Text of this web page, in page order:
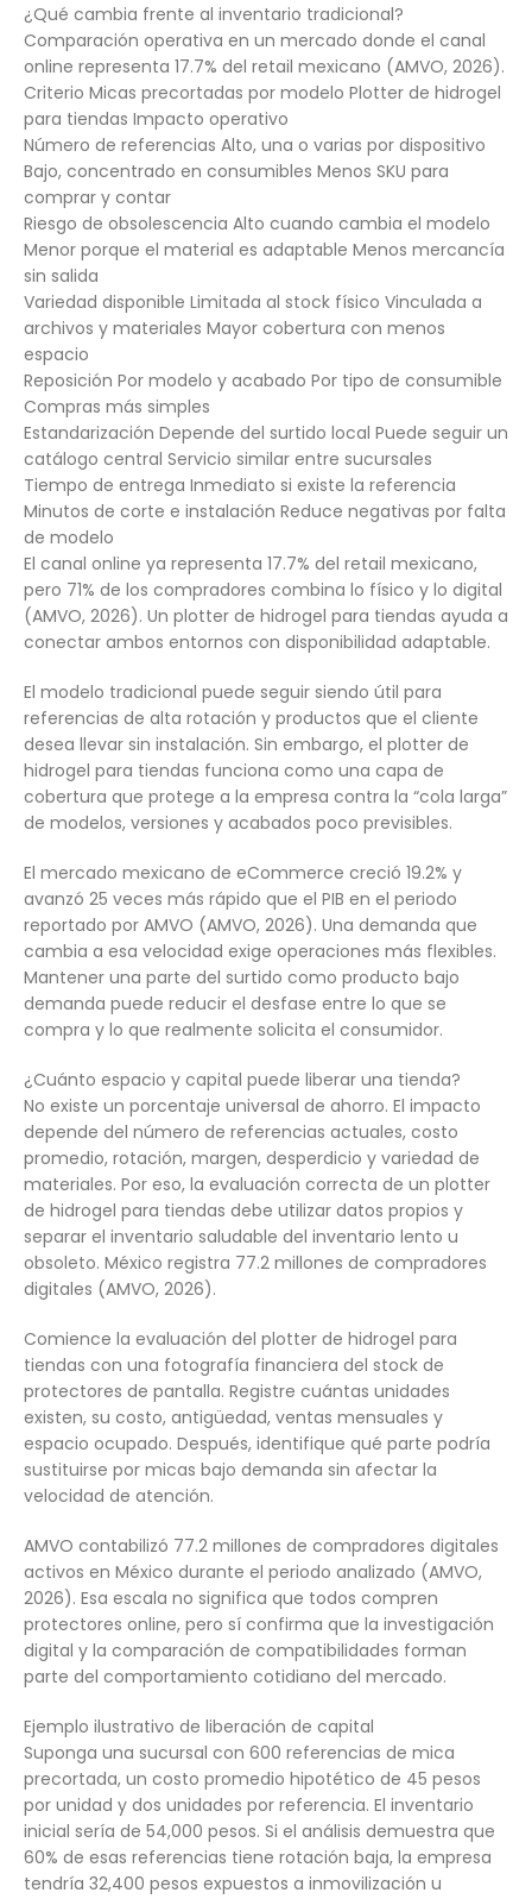
¿Qué cambia frente al inventario tradicional?
Comparación operativa en un mercado donde el canal
online representa 17.7% del retail mexicano (AMVO, 2026).
Criterio Micas precortadas por modelo Plotter de hidrogel
para tiendas Impacto operativo
Número de referencias Alto, una o varias por dispositivo
Bajo, concentrado en consumibles Menos SKU para
comprar y contar
Riesgo de obsolescencia Alto cuando cambia el modelo
Menor porque el material es adaptable Menos mercancía
sin salida
Variedad disponible Limitada al stock físico Vinculada a
archivos y materiales Mayor cobertura con menos
espacio
Reposición Por modelo y acabado Por tipo de consumible
Compras más simples
Estandarización Depende del surtido local Puede seguir un
catálogo central Servicio similar entre sucursales
Tiempo de entrega Inmediato si existe la referencia
Minutos de corte e instalación Reduce negativas por falta
de modelo
El canal online ya representa 17.7% del retail mexicano,
pero 71% de los compradores combina lo físico y lo digital
(AMVO, 2026). Un plotter de hidrogel para tiendas ayuda a
conectar ambos entornos con disponibilidad adaptable.
El modelo tradicional puede seguir siendo útil para
referencias de alta rotación y productos que el cliente
desea llevar sin instalación. Sin embargo, el plotter de
hidrogel para tiendas funciona como una capa de
cobertura que protege a la empresa contra la “cola larga”
de modelos, versiones y acabados poco previsibles.
El mercado mexicano de eCommerce creció 19.2% y
avanzó 25 veces más rápido que el PIB en el periodo
reportado por AMVO (AMVO, 2026). Una demanda que
cambia a esa velocidad exige operaciones más flexibles.
Mantener una parte del surtido como producto bajo
demanda puede reducir el desfase entre lo que se
compra y lo que realmente solicita el consumidor.
¿Cuánto espacio y capital puede liberar una tienda?
No existe un porcentaje universal de ahorro. El impacto
depende del número de referencias actuales, costo
promedio, rotación, margen, desperdicio y variedad de
materiales. Por eso, la evaluación correcta de un plotter
de hidrogel para tiendas debe utilizar datos propios y
separar el inventario saludable del inventario lento u
obsoleto. México registra 77.2 millones de compradores
digitales (AMVO, 2026).
Comience la evaluación del plotter de hidrogel para
tiendas con una fotografía financiera del stock de
protectores de pantalla. Registre cuántas unidades
existen, su costo, antigüedad, ventas mensuales y
espacio ocupado. Después, identifique qué parte podría
sustituirse por micas bajo demanda sin afectar la
velocidad de atención.
AMVO contabilizó 77.2 millones de compradores digitales
activos en México durante el periodo analizado (AMVO,
2026). Esa escala no significa que todos compren
protectores online, pero sí confirma que la investigación
digital y la comparación de compatibilidades forman
parte del comportamiento cotidiano del mercado.
Ejemplo ilustrativo de liberación de capital
Suponga una sucursal con 600 referencias de mica
precortada, un costo promedio hipotético de 45 pesos
por unidad y dos unidades por referencia. El inventario
inicial sería de 54,000 pesos. Si el análisis demuestra que
60% de esas referencias tiene rotación baja, la empresa
tendría 32,400 pesos expuestos a inmovilización u